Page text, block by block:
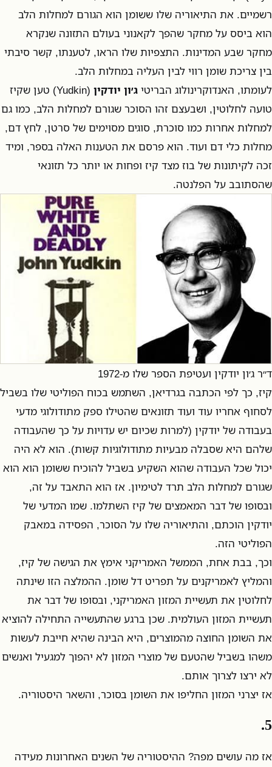
רשמיים. את התיאוריה שלו ששומן הוא הגורם למחלות הלב
הוא ביסס על מחקר שהפך לקאנוני בעולם התזונה שנקרא
מחקר שבע המדינות. התצפיות שלו הראו, לטענתו, קשר סיבתי
בין צריכת שומן רווי לבין העליה במחלות הלב.
לעומתו, האנדוקרינולוג הבריטי ג׳ון יודקין
(Yudkin) טען שקיז
טועה לחלוטין, ושבעצם זהו הסוכר שגורם למחלות הלב, כמו גם
למחלות אחרות כמו סוכרת, סוגים מסוימים של סרטן, לחץ דם,
מחלות כלי דם ועוד. הוא פרסם את הטענות האלה בספר, ומיד
זכה לקיתונות של בוז מצד קיז ופחות או יותר כל תזונאי
שהסתובב על הפלנטה.
ד״ר ג׳ון יודקין ועטיפת הספר שלו מ-1972
קיז, כך לפי הכתבה בגרדיאן, השתמש בכוח הפוליטי שלו בשביל
לסחוף אחריו עוד ועוד תזונאים שהטילו ספק מתודולוגי מדעי
בעבודה של יודקין (למרות שכיום יש עדויות על כך שהעבודה
שלהם היא שסבלה מבעיות מתודולוגיות קשות). הוא לא היה
יכול שכל העבודה שהוא השקיע בשביל להוכיח ששומן הוא הוא
שגורם למחלות הלב תרד לטימיון. אז הוא התאבד על זה,
ובסופו של דבר המאמצים של קיז השתלמו. שמו המדעי של
יודקין הוכתם, והתיאוריה שלו על הסוכר, הפסידה במאבק
הפוליטי הזה.
וכך, בבת אחת, הממשל האמריקני אימץ את הגישה של קיז,
והמליץ לאמריקנים על תפריט דל שומן. ההמלצה הזו שינתה
לחלוטין את תעשיית המזון האמריקני, ובסופו של דבר את
תעשיית המזון העולמית. שכן ברגע שהתעשייה התחילה להוציא
את השומן החוצה מהמוצרים, היא הבינה שהיא חייבת לעשות
משהו בשביל שהטעם של מוצרי המזון לא יהפוך למגעיל ואנשים
לא ירצו לצרוך אותם.
אז יצרני המזון החליפו את השומן בסוכר, והשאר היסטוריה.
5.
אז מה עושים מפה? ההיסטוריה של השנים האחרונות מעידה